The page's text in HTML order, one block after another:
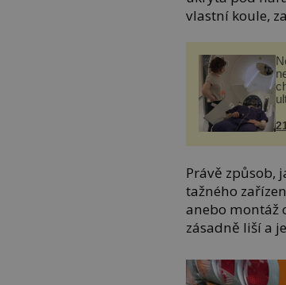
vlastní koule,
Právě způsob,
tažného
anebo montáž
zásadně liší a